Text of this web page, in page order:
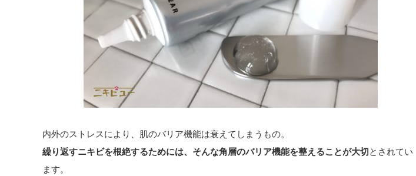
内外のストレスにより、肌のバリア機能は衰えてしまうもの。
繰り返すニキビを根絶するためには、そんな角層のバリア機能を整えることが大切とされてい
ます。